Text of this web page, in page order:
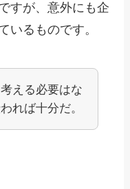
すが、意外にも企
いるものです。
える必要はな
れば十分だ。